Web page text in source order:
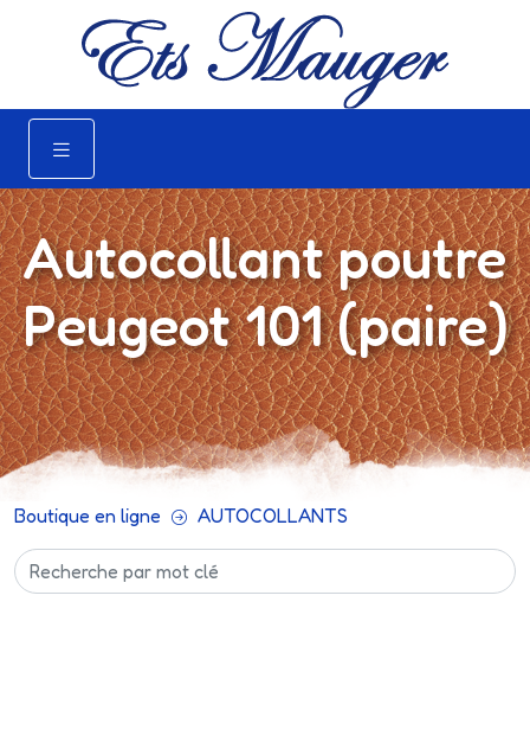
Autocollant poutre
Peugeot 101 (paire)
Boutique en ligne AUTOCOLLANTS